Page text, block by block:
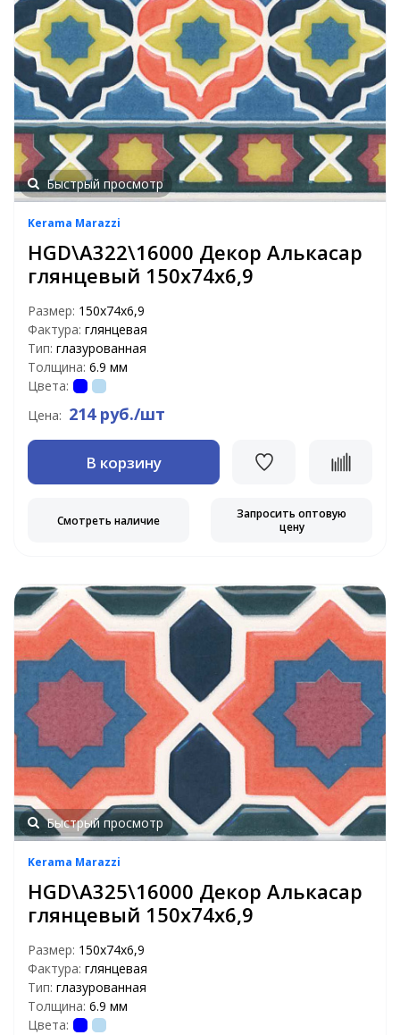
Быстрый просмотр
Kerama Marazzi
HGD\A322\16000 Декор Алькасар
глянцевый 150х74х6,9
Размер: 150х74х6,9
Фактура: глянцевая
Тип: глазурованная
Толщина: 6.9 мм
Цвета:
Цена: 214 руб./шт
В корзину
Смотреть наличие
Запросить оптовую
цену
Быстрый просмотр
Kerama Marazzi
HGD\A325\16000 Декор Алькасар
глянцевый 150х74х6,9
Размер: 150х74х6,9
Фактура: глянцевая
Тип: глазурованная
Толщина: 6.9 мм
Цвета: